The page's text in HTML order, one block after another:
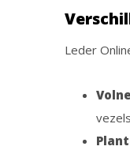
Leder